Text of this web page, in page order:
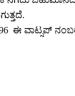
ಈ ವಾಟ್ಸಪ್